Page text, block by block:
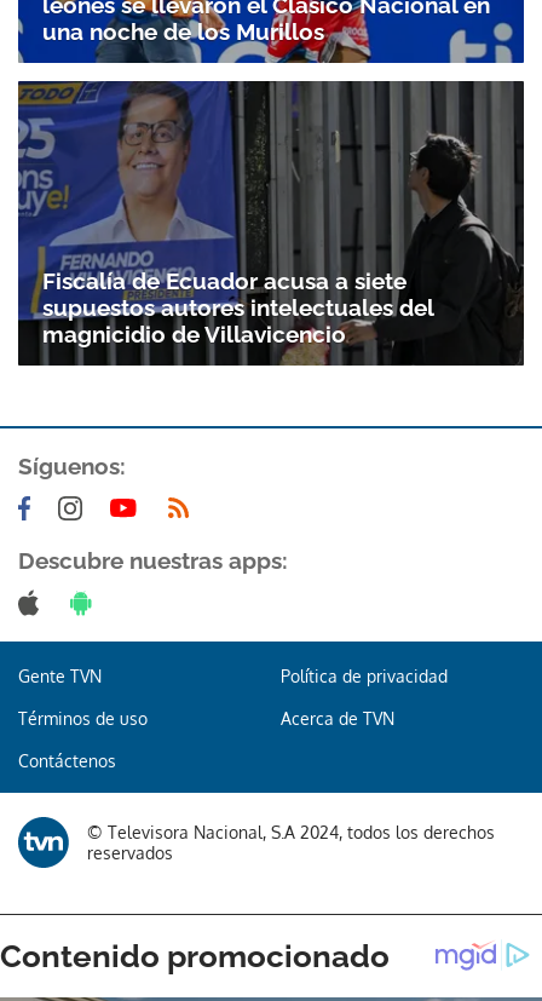
una noche de los Murillos
Fiscalía de Ecuador acusa a siete
supuestos autores intelectuales del
magnicidio de Villavicencio
Síguenos:
Descubre nuestras apps:
Gente TVN Política de privacidad
Términos de uso Acerca de TVN
Contáctenos
© Televisora Nacional, S.A 2024, todos los derechos
reservados